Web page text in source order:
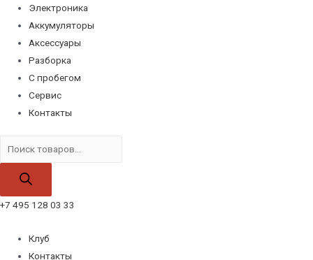
Электроника
Аккумуляторы
Аксессуары
Разборка
С пробегом
Сервис
Контакты
товаров
+7 495 128 03 33
Клуб
Контакты